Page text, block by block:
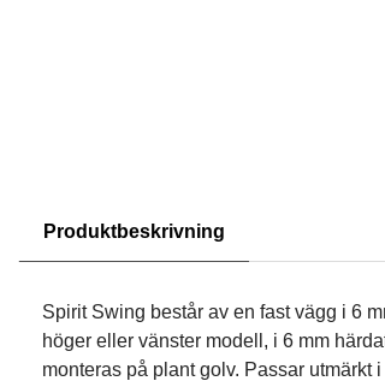
Produktbeskrivning
Spirit Swing består av en fast vägg i 6
höger eller vänster modell, i 6 mm
monteras på plant golv. Passar utmärkt